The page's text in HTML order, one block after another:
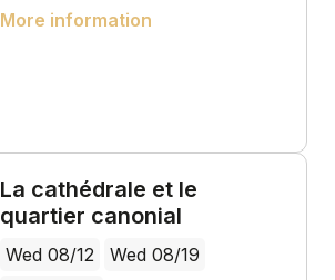
More information
La cathédrale et le
quartier canonial
Wed 08/12
Wed 08/19